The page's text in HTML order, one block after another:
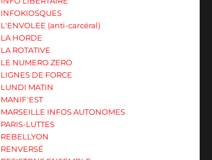
INFOKIOSQUES
L'ENVOLEE (anti-carcéral)
LA HORDE
LA ROTATIVE
LE NUMERO ZERO
LIGNES DE FORCE
LUNDI MATIN
MANIF'EST
MARSEILLE INFOS AUTONOMES
PARIS-LUTTES
REBELLYON
RENVERSÉ